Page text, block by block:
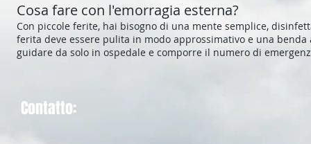
Cosa fare con l'emorragia esterna?
Con piccole ferite, hai bisogno di una mente semplice,
ferita deve essere pulita in modo approssimativo e una
guidare da solo in ospedale e comporre il numero di
Contatto: